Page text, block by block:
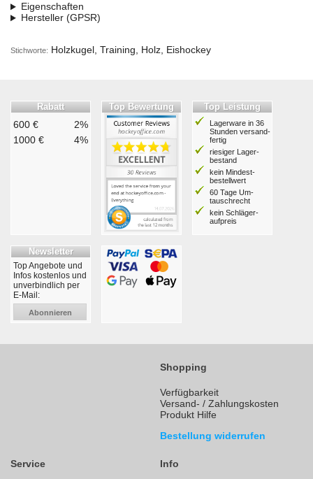
Eigenschaften
Hersteller (GPSR)
Stichworte: Holzkugel, Training, Holz, Eishockey
Rabatt
600 €
2%
1000 €
4%
Top Bewertung Top Leistung
Lagerware in 36
Stunden ver­sand­
fertig
riesiger Lager­
bestand
kein Mindest­
bestell­wert
60 Tage Um­
tausch­recht
kein Schläger­
aufpreis
Newsletter
Top Angebote und
Infos kostenlos und
unverbindlich per
E-Mail:
Abonnieren
Shopping
Verfügbarkeit
Versand- / Zahlungskosten
Produkt Hilfe
Bestellung widerrufen
Service Info